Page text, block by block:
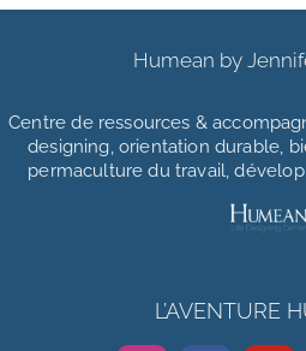
Humean by
Centre de ressources &
designing, orientation durable,
permaculture du travail,
L’AVENTURE